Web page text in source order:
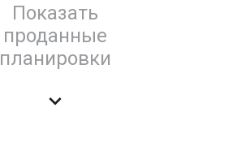
Показать
проданные
планировки
